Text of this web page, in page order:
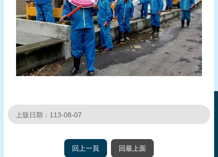
上版日期：113-08-07
回上一頁 回最上面